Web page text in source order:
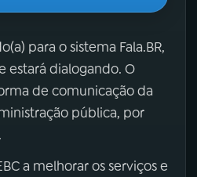
para o sistema Fala.BR,
estará dialogando. O
de comunicação da
pública, por
a melhorar os serviços e